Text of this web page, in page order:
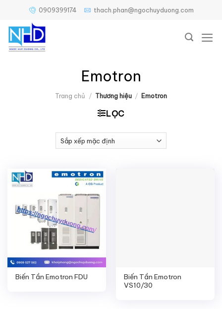
nội
dung
0909399174 thach.phan@ngochuyduong.com
Emotron
Trang chủ / Thương hiệu / Emotron
LỌC
Biến Tần Emotron FDU
Biến Tần Emotron
VS10/30